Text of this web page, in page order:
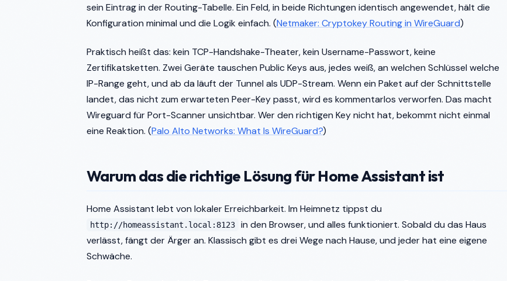
sein Eintrag in der Routing-Tabelle. Ein Feld, in beide Richtungen identisch angewendet, hält die
Konfiguration minimal und die Logik einfach. (Netmaker: Cryptokey Routing in WireGuard)
Praktisch heißt das: kein TCP-Handshake-Theater, kein Username-Passwort, keine
Zertifikatsketten. Zwei Geräte tauschen Public Keys aus, jedes weiß, an welchen Schlüssel welche
IP-Range geht, und ab da läuft der Tunnel als UDP-Stream. Wenn ein Paket auf der Schnittstelle
landet, das nicht zum erwarteten Peer-Key passt, wird es kommentarlos verworfen. Das macht
Wireguard für Port-Scanner unsichtbar. Wer den richtigen Key nicht hat, bekommt nicht einmal
eine Reaktion. (Palo Alto Networks: What Is WireGuard?)
Warum das die richtige Lösung für Home Assistant ist
Home Assistant lebt von lokaler Erreichbarkeit. Im Heimnetz tippst du
http://homeassistant.local:8123
in den Browser, und alles funktioniert. Sobald du das Haus
verlässt, fängt der Ärger an. Klassisch gibt es drei Wege nach Hause, und jeder hat eine eigene
Schwäche.